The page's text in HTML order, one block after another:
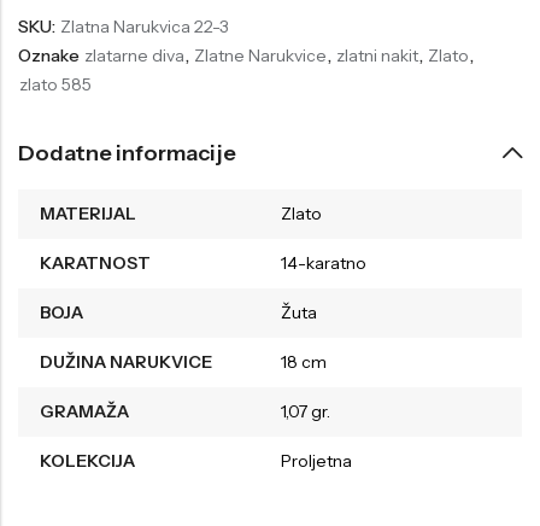
SKU: Zlatna Narukvica 22-3
Oznake zlatarne diva, Zlatne Narukvice, zlatni nakit, Zlato,
zlato 585
Dodatne informacije
MATERIJAL Zlato
KARATNOST 14-karatno
BOJA Žuta
DUŽINA NARUKVICE 18 cm
GRAMAŽA 1,07 gr.
KOLEKCIJA Proljetna
Welder
Liu-Jo
Daniel Klein
Festina
UP!
Wesse
Daisy Dixon
Liu-Jo
Diesel
Versus